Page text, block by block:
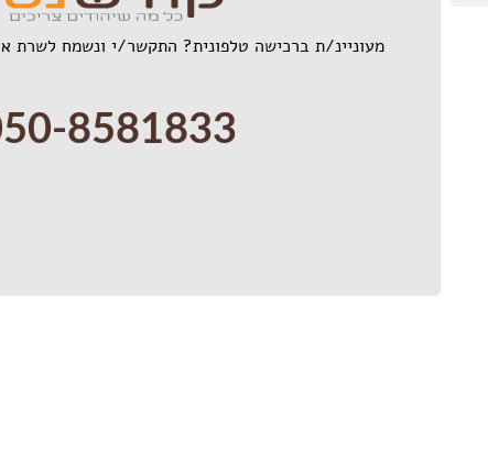
מעוניינ/ת ברכישה טלפונית? התקשר/י ונשמח לשרת
8581833